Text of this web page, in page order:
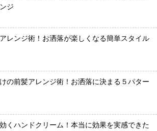
ジ
レンジ術！お洒落が楽しくなる簡単スタイル
の前髪アレンジ術！お洒落に決まる５パター
くハンドクリーム！本当に効果を実感できた